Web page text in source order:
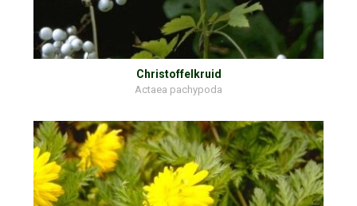
Christoffelkruid
Actaea pachypoda